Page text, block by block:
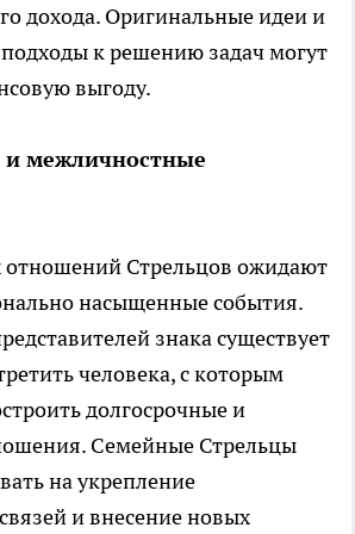
дохода. Оригинальные идеи и
к решению задач могут
выгоду.
межличностные
отношений Стрельцов ожидают
насыщенные события.
знака существует
человека, с которым
долгосрочные и
Семейные Стрельцы
на укрепление
и внесение новых